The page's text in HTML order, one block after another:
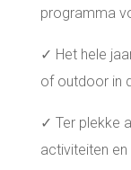
programma
✓ Het hele
of outdoor in
✓ Ter plekke
activiteiten en